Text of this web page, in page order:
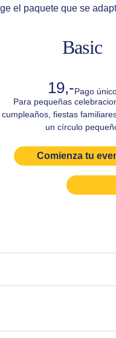
el paquete que se
Basic
19,-Pago
Para pequeñas
cumpleaños, fiestas
un círculo
Comienza tu